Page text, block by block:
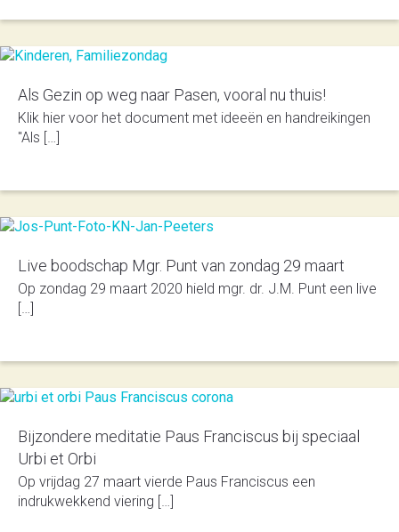
Als Gezin op weg naar Pasen, vooral nu thuis!
Klik hier voor het document met ideeën en handreikingen
"Als […]
Live boodschap Mgr. Punt van zondag 29 maart
Op zon­dag 29 maart 2020 hield mgr. dr. J.M. Punt een live
[…]
Bijzondere meditatie Paus Franciscus bij speciaal
Urbi et Orbi
Op vrijdag 27 maart vierde Paus Franciscus een
indrukwekkend viering […]